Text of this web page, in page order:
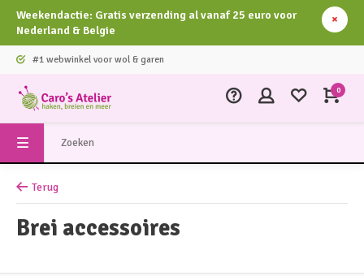
Weekendactie: Gratis verzending al vanaf 25 euro voor
Nederland & Belgie
#1 webwinkel voor wol & garen
0
Terug
Brei accessoires